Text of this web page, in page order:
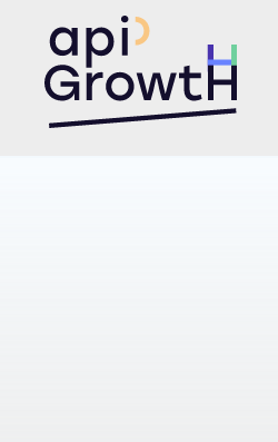
contentAPI Growth